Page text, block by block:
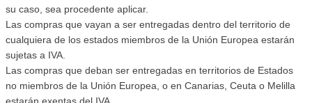
su caso, sea procedente aplicar.
Las compras que vayan a ser entregadas dentro del territorio de
cualquiera de los estados miembros de la Unión Europea estarán
sujetas a IVA.
Las compras que deban ser entregadas en territorios de Estados
no miembros de la Unión Europea, o en Canarias, Ceuta o Melilla
estarán exentas del IVA.